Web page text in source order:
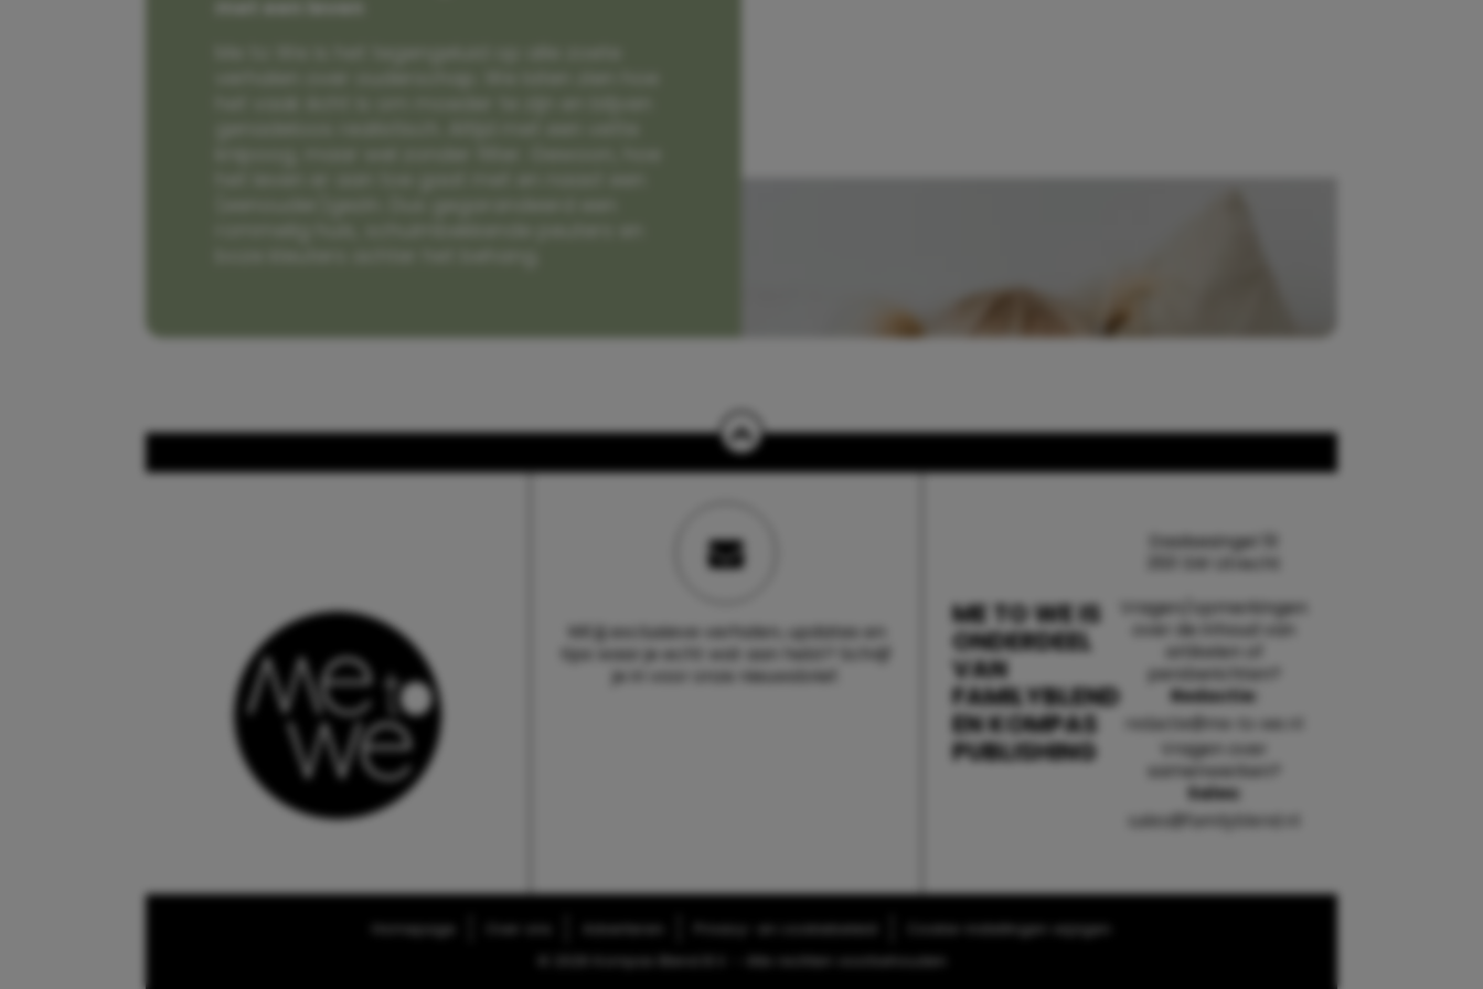
met een leven
Wil jij exclusieve verhalen, updates en
tips waar je echt wat aan hebt? Schrijf
je in voor onze nieuwsbrief.
ME TO WE IS
ONDERDEEL
VAN
FAMILYBLEND
EN KOMPAS
PUBLISHING
Daalsesingel 51
3511 SW Utrecht
Vragen/opmerkingen
over de inhoud van
artikelen of
persberichten?
Redactie:
redactie@me-to-we.nl
Vragen over
samenwerken?
Sales:
sales@familyblend.nl
Homepage
Cookie-instellingen wijzigen